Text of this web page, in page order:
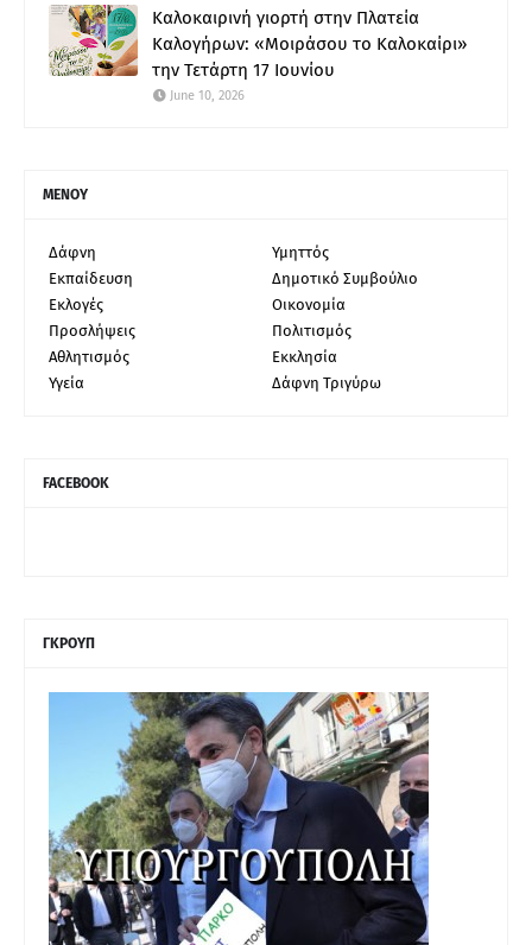
Καλοκαιρινή γιορτή στην Πλατεία
Καλογήρων: «Μοιράσου το Καλοκαίρι»
την Τετάρτη 17 Ιουνίου
June 10, 2026
ΜΕΝΟΥ
Δάφνη
Υμηττός
Εκπαίδευση
Δημοτικό Συμβούλιο
Εκλογές
Οικονομία
Προσλήψεις
Πολιτισμός
Αθλητισμός
Εκκλησία
Υγεία
Δάφνη Τριγύρω
FACEBOOK
ΓΚΡΟΥΠ